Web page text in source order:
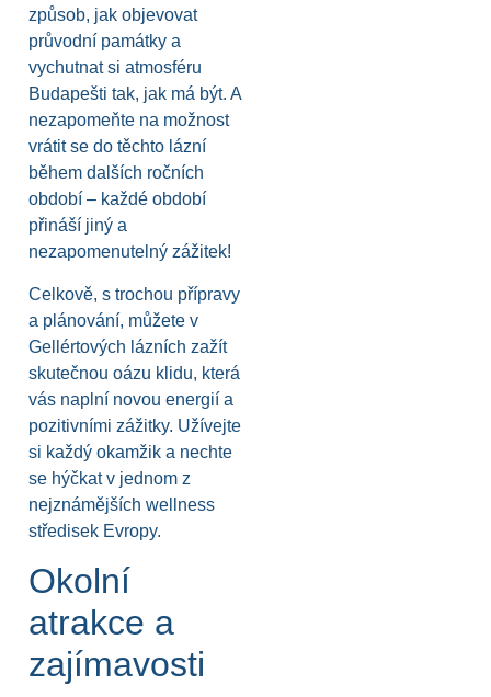
způsob, jak objevovat
průvodní památky a
vychutnat si atmosféru
Budapešti tak, jak má být. A
nezapomeňte na možnost
vrátit se do těchto lázní
během dalších ročních
období – každé období
přináší jiný a
nezapomenutelný zážitek!
Celkově, s trochou přípravy
a plánování, můžete v
Gellértových lázních zažít
skutečnou oázu klidu, která
vás naplní novou energií a
pozitivními zážitky. Užívejte
si každý okamžik a nechte
se hýčkat v jednom z
nejznámějších wellness
středisek Evropy.
Okolní
atrakce a
zajímavosti